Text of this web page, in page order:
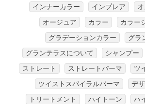
インナーカラー
インプレア
オージュア
カラー
カラー
グラデーションカラー
グラ
グランテラスについて
シャンプー
ストレート
ストレートパーマ
ツ
ツイストスパイラルパーマ
デ
トリートメント
ハイトーン
ハ